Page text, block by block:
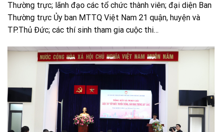
Thường trực; lãnh đạo các tổ chức thành viên; đại diện Ban
Thường trực Ủy ban MTTQ Việt Nam 21 quận, huyện và
TP.Thủ Đức; các thí sinh tham gia cuộc thi…